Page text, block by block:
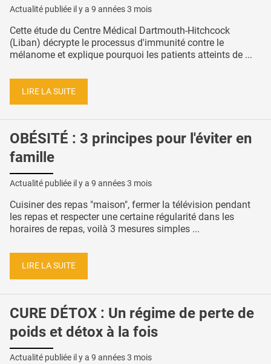
Actualité publiée il y a 9 années 3 mois
Cette étude du Centre Médical Dartmouth-Hitchcock
(Liban) décrypte le processus d'immunité contre le
mélanome et explique pourquoi les patients atteints de ...
LIRE LA SUITE
OBÉSITÉ : 3 principes pour l'éviter en
famille
Actualité publiée il y a 9 années 3 mois
Cuisiner des repas "maison", fermer la télévision pendant
les repas et respecter une certaine régularité dans les
horaires de repas, voilà 3 mesures simples ...
LIRE LA SUITE
CURE DÉTOX : Un régime de perte de
poids et détox à la fois
Actualité publiée il y a 9 années 3 mois